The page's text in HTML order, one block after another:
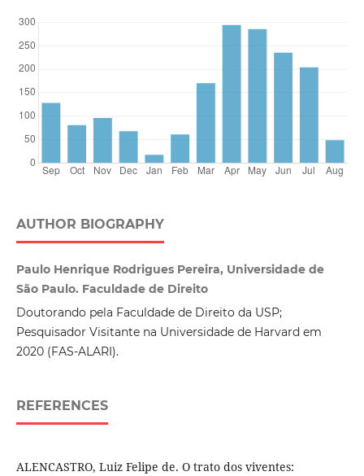
AUTHOR BIOGRAPHY
Paulo Henrique Rodrigues Pereira, Universidade de
São Paulo. Faculdade de Direito
Doutorando pela Faculdade de Direito da USP;
Pesquisador Visitante na Universidade de Harvard em
2020 (FAS-ALARI).
REFERENCES
ALENCASTRO, Luiz Felipe de. O trato dos viventes: